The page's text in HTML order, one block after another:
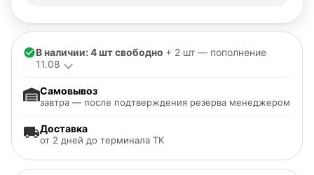
В наличии: 4 шт свободно + 2 шт — пополнение
11.08
Доставка
от 2 дней до терминала ТК
Самовывоз
завтра — после подтверждения резерва менеджером